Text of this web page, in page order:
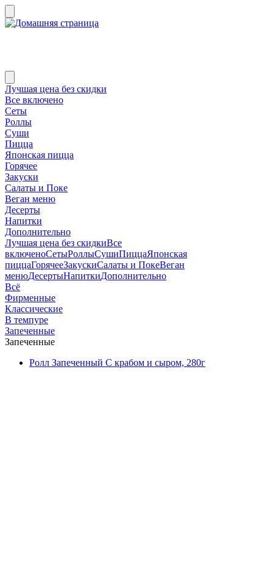
Лучшая цена без скидки
Все включено
Сеты
Роллы
Суши
Пицца
Японская пицца
Горячее
Закуски
Салаты и Поке
Веган меню
Десерты
Напитки
Дополнительно
Лучшая цена без скидкиВсе
включеноСетыРоллыСушиПиццаЯпонская
пиццаГорячееЗакускиСалаты и ПокеВеган
менюДесертыНапиткиДополнительно
Всё
Фирменные
Классические
В темпуре
Запеченные
Запеченные
Ролл Запеченный С крабом и сыром, 280г